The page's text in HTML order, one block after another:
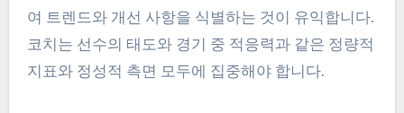
여 트렌드와 개선 사항을 식별하는 것이 유익합니다.
코치는 선수의 태도와 경기 중 적응력과 같은 정량적
지표와 정성적 측면 모두에 집중해야 합니다.